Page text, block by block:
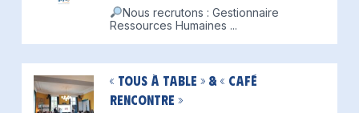
Nous recrutons : Gestionnaire
Ressources Humaines ...
« Tous à table » & « Café
Rencontre »